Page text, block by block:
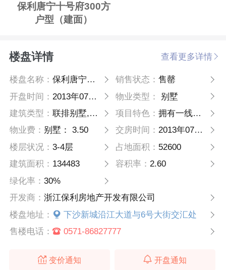
保利唐宁十号府300方
户型（建面）
楼盘详情 查看更多详情
楼盘名称：保利唐宁十号府 销售状态： 售罄
开盘时间： 2013年07月02日 物业类型：
别墅
建筑类型：联排别墅,双拼别墅 项目特色： 拥有一线江景资源和湿地公园，生态环境好，地铁1号线
物业费： 别墅： 3.50 交房时间： 2013年07月30日
楼层状况：3-4层 占地面积： 52600
建筑面积： 134483 容积率： 2.60
绿化率：30%
开发商：浙江保利房地产开发有限公司
楼盘地址：
下沙新城沿江大道与6号大街交汇处
售楼电话：
0571-86827777
变价通知 开盘通知